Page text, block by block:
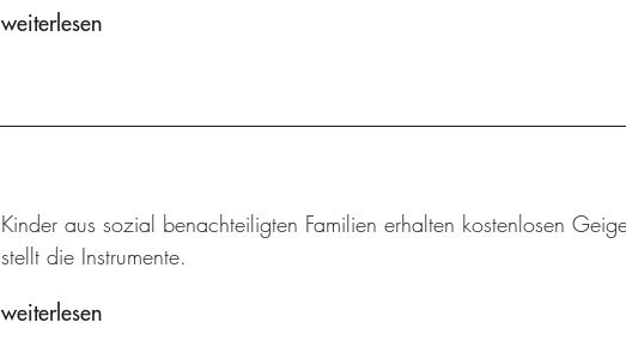
weiterlesen
Kinder aus sozial benachteiligten Familien erhalten kostenlosen
stellt die Instrumente.
weiterlesen